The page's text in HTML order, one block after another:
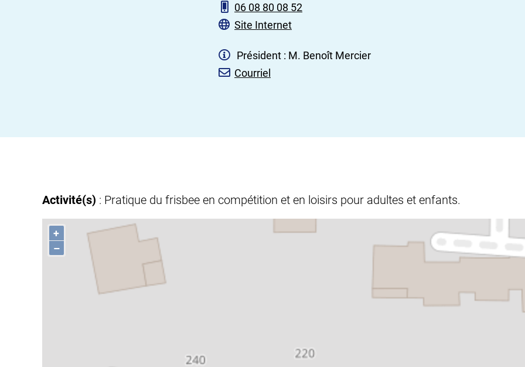
06 08 80 08 52
Site Internet
Président : M. Benoît Mercier
Courriel
Activité(s) : Pratique du frisbee en compétition et en loisirs pour adultes et enfants.
+
–